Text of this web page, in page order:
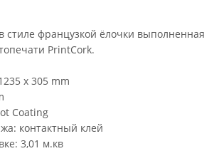
стиле французкой ёлочки выполненная
PrintCork.
x 305 mm
Coating
контактный клей
3,01 м.кв